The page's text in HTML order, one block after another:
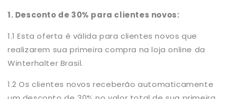
1. Desconto de 30% para clientes novos:
1.1 Esta oferta é válida para clientes novos que
realizarem sua primeira compra na loja online da
Winterhalter Brasil.
1.2 Os clientes novos receberão automaticamente